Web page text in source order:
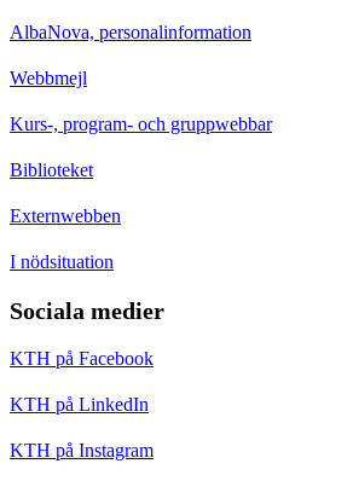
AlbaNova, personalinformation
Webbmejl
Kurs-, program- och gruppwebbar
Biblioteket
Externwebben
I nödsituation
Sociala medier
KTH på Facebook
KTH på LinkedIn
KTH på Instagram